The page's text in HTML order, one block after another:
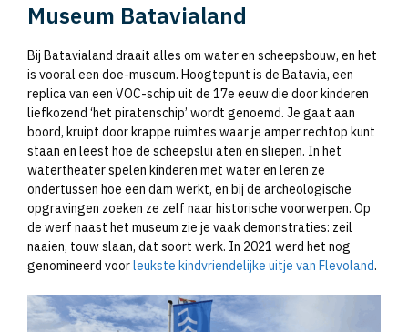
Museum Batavialand
Bij Batavialand draait alles om water en scheepsbouw, en het
is vooral een doe-museum. Hoogtepunt is de Batavia, een
replica van een VOC-schip uit de 17e eeuw die door kinderen
liefkozend ‘het piratenschip’ wordt genoemd. Je gaat aan
boord, kruipt door krappe ruimtes waar je amper rechtop kunt
staan en leest hoe de scheepslui aten en sliepen. In het
watertheater spelen kinderen met water en leren ze
ondertussen hoe een dam werkt, en bij de archeologische
opgravingen zoeken ze zelf naar historische voorwerpen. Op
de werf naast het museum zie je vaak demonstraties: zeil
naaien, touw slaan, dat soort werk. In 2021 werd het nog
genomineerd voorleukste kindvriendelijke uitje van Flevoland.